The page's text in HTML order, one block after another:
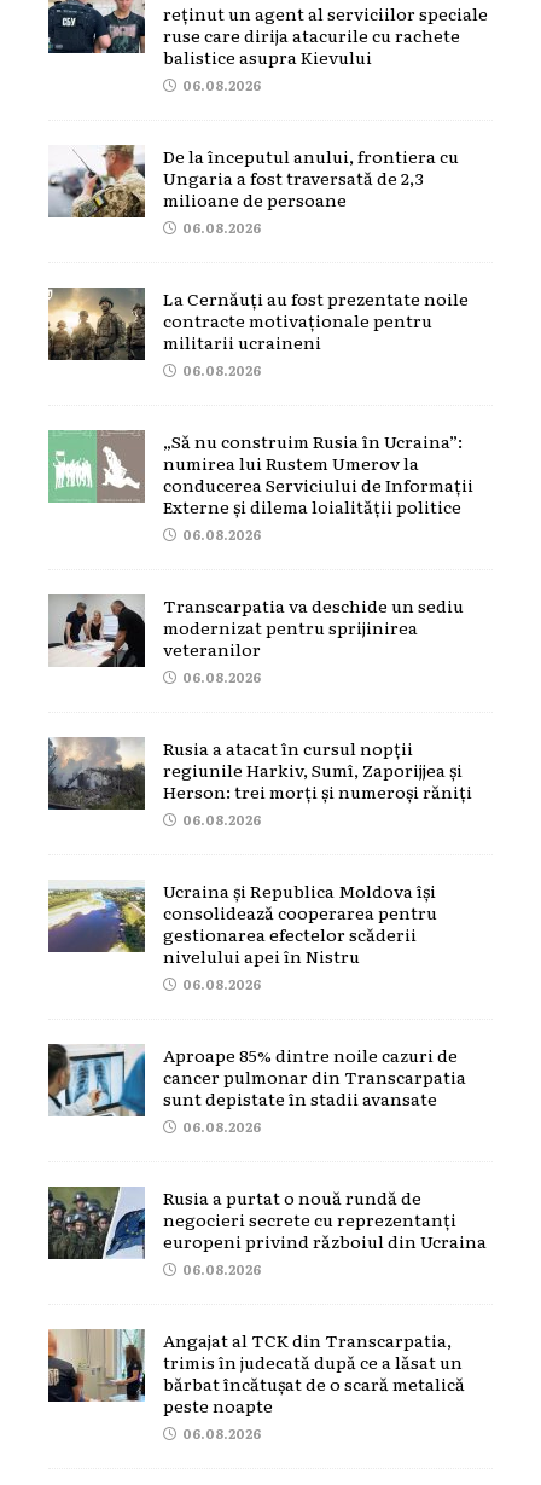
reținut un agent al serviciilor speciale
ruse care dirija atacurile cu rachete
balistice asupra Kievului
06.08.2026
De la începutul anului, frontiera cu
Ungaria a fost traversată de 2,3
milioane de persoane
06.08.2026
La Cernăuți au fost prezentate noile
contracte motivaționale pentru
militarii ucraineni
06.08.2026
„Să nu construim Rusia în Ucraina”:
numirea lui Rustem Umerov la
conducerea Serviciului de Informații
Externe și dilema loialității politice
06.08.2026
Transcarpatia va deschide un sediu
modernizat pentru sprijinirea
veteranilor
06.08.2026
Rusia a atacat în cursul nopții
regiunile Harkiv, Sumî, Zaporijjea și
Herson: trei morți și numeroși răniți
06.08.2026
Ucraina și Republica Moldova își
consolidează cooperarea pentru
gestionarea efectelor scăderii
nivelului apei în Nistru
06.08.2026
Aproape 85% dintre noile cazuri de
cancer pulmonar din Transcarpatia
sunt depistate în stadii avansate
06.08.2026
Rusia a purtat o nouă rundă de
negocieri secrete cu reprezentanți
europeni privind războiul din Ucraina
06.08.2026
Angajat al TCK din Transcarpatia,
trimis în judecată după ce a lăsat un
bărbat încătușat de o scară metalică
peste noapte
06.08.2026